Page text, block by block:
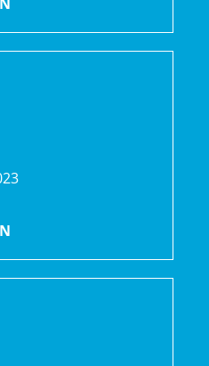
mit Bluetooth- & ANT+-